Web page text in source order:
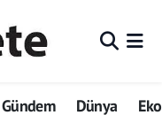
Gündem Dünya